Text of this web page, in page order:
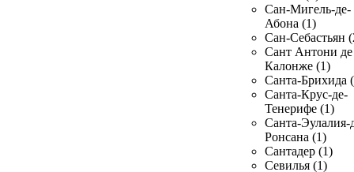
Сан-Мигель-де-
Абона (1)
Сан-Себастьян
Сант Антони де
Калонже (1)
Санта-Брихида
Санта-Крус-де-
Тенерифе (1)
Санта-Эулалия-
Ронсана (1)
Сантадер (1)
Севилья (1)